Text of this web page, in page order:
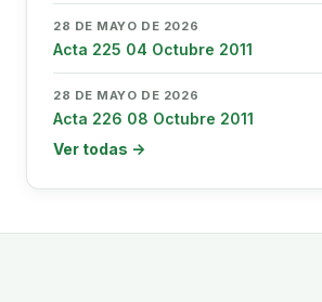
28 DE MAYO DE 2026
Acta 225 04 Octubre 2011
28 DE MAYO DE 2026
Acta 226 08 Octubre 2011
Ver todas →